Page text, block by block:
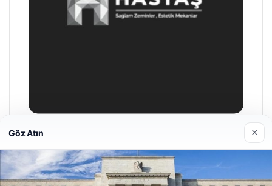
Enes Kaplan Avukatlık Bürosu
28/04/2026
Göz Atın ×